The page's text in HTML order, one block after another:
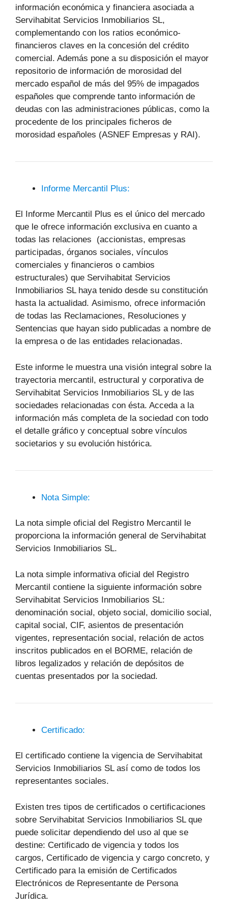
información económica y financiera asociada a
Servihabitat Servicios Inmobiliarios SL,
complementando con los ratios económico-
financieros claves en la concesión del crédito
comercial. Además pone a su disposición el mayor
repositorio de información de morosidad del
mercado español de más del 95% de impagados
españoles que comprende tanto información de
deudas con las administraciones públicas, como la
procedente de los principales ficheros de
morosidad españoles (ASNEF Empresas y RAI).
Informe Mercantil Plus:
El Informe Mercantil Plus es el único del mercado
que le ofrece información exclusiva en cuanto a
todas las relaciones (accionistas, empresas
participadas, órganos sociales, vínculos
comerciales y financieros o cambios
estructurales) que Servihabitat Servicios
Inmobiliarios SL haya tenido desde su constitución
hasta la actualidad. Asimismo, ofrece información
de todas las Reclamaciones, Resoluciones y
Sentencias que hayan sido publicadas a nombre de
la empresa o de las entidades relacionadas.
Este informe le muestra una visión integral sobre la
trayectoria mercantil, estructural y corporativa de
Servihabitat Servicios Inmobiliarios SL y de las
sociedades relacionadas con ésta. Acceda a la
información más completa de la sociedad con todo
el detalle gráfico y conceptual sobre vínculos
societarios y su evolución histórica.
Nota Simple:
La nota simple oficial del Registro Mercantil le
proporciona la información general de Servihabitat
Servicios Inmobiliarios SL.
La nota simple informativa oficial del Registro
Mercantil contiene la siguiente información sobre
Servihabitat Servicios Inmobiliarios SL:
denominación social, objeto social, domicilio social,
capital social, CIF, asientos de presentación
vigentes, representación social, relación de actos
inscritos publicados en el BORME, relación de
libros legalizados y relación de depósitos de
cuentas presentados por la sociedad.
Certificado:
El certificado contiene la vigencia de Servihabitat
Servicios Inmobiliarios SL así como de todos los
representantes sociales.
Existen tres tipos de certificados o certificaciones
sobre Servihabitat Servicios Inmobiliarios SL que
puede solicitar dependiendo del uso al que se
destine: Certificado de vigencia y todos los
cargos, Certificado de vigencia y cargo concreto, y
Certificado para la emisión de Certificados
Electrónicos de Representante de Persona
Jurídica.